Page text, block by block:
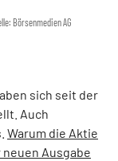
Börsenmedien AG
sich seit der
Auch
Warum die Aktie
Ausgabe